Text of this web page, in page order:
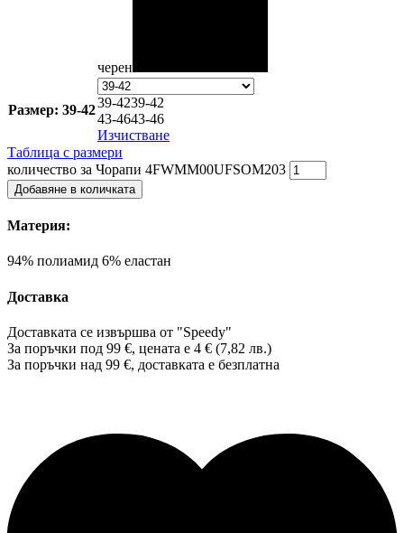
черен
Размер: 39-4239-4239-42
43-4643-46
Изчистване
Таблица с размери
количество за Чорапи 4FWMM00UFSOM203
Добавяне в количката
Материя:
94% полиамид 6% еластан
Доставка
Доставката се извършва от "Speedy"
За поръчки под 99 €, цената е 4 € (7,82 лв.)
За поръчки над 99 €, доставката е безплатна